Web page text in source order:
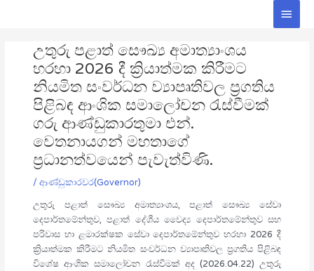
Main
උතුරු පළාත් සෞඛ්‍ය අමාත්‍යාංශය
හරහා 2026 දී ක්‍රියාත්මක කිරීමට
නියමිත සංවර්ධන ව්‍යාපෘතිවල ප්‍රගතිය
පිළිබඳ ආංශික සමාලෝචන රැස්වීමක්
ගරු ආණ්ඩුකාරතුමා එන්.
වෙතනායගන් මහතාගේ
ප්‍රධානත්වයෙන් පැවැත්විණි.
/ ආණ්ඩුකාරවර(Governor)
උතුරු පළාත් සෞඛ්‍ය අමාත්‍යාංශය, පළාත් සෞඛ්‍ය සේවා
දෙපාර්තමේන්තුව, පළාත් දේශීය වෛද්‍ය දෙපාර්තමේන්තුව සහ
පරිවාස හා ළමාරක්ෂක සේවා දෙපාර්තමේන්තුව හරහා 2026 දී
ක්‍රියාත්මක කිරීමට නියමිත සංවර්ධන ව්‍යාපෘතිවල ප්‍රගතිය පිළිබඳ
විශේෂ ආංශික සමාලෝචන රැස්වීමක් අද (2026.04.22) උතුරු
navigation